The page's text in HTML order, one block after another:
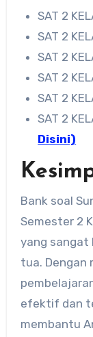
SAT 2
SAT 2
SAT 2
SAT 2
SAT 2
SAT 2
Disini)
Bank soal
Semester 2
yang sangat
tua. Dengan
efektif dan
membantu